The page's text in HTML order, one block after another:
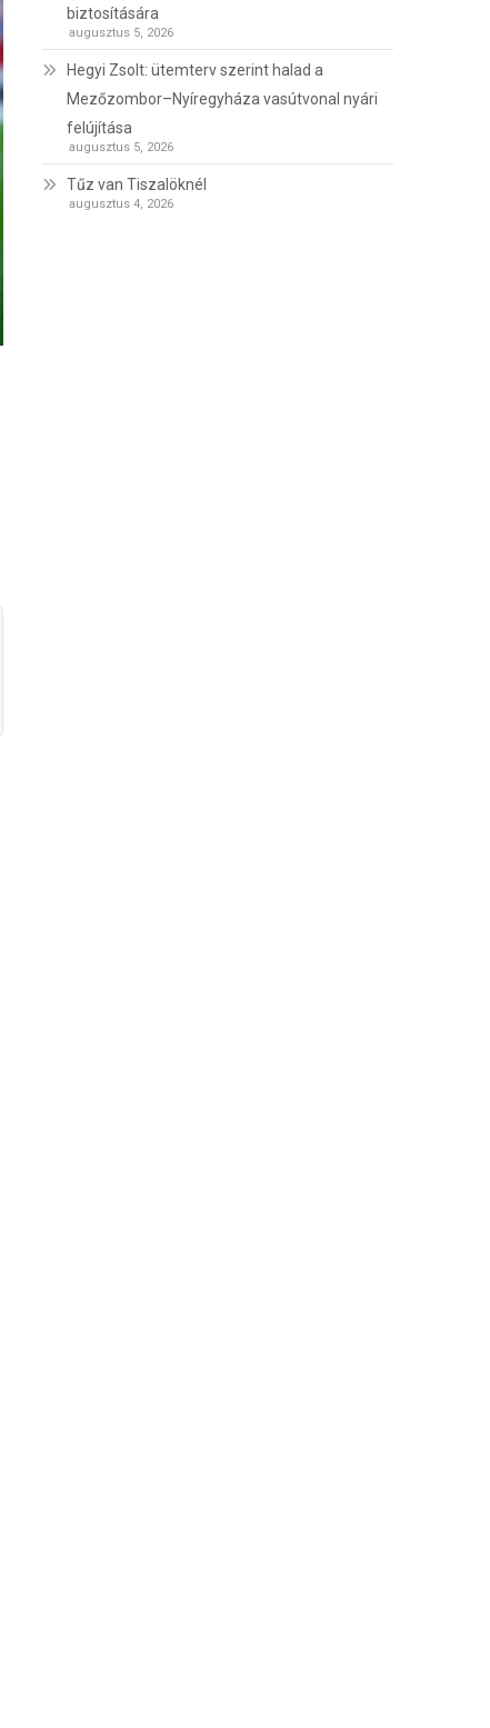
biztosítására
augusztus 5, 2026
Hegyi Zsolt: ütemterv szerint halad a
Mezőzombor–Nyíregyháza vasútvonal nyári
felújítása
augusztus 5, 2026
Tűz van Tiszalöknél
augusztus 4, 2026